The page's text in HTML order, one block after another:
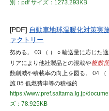
別：pdfサイズ：1273.293KB
[PDF] 自動車地球温暖化対策実
ァクトリー
努める。 03 （ ） ○ 輸送量に応じた
リアにより他社製品との混載や複数
数削減や積載率の向上を図る。 04
施 05 低燃費車等の積極的
https://www.pref.saitama.lg.jp/
ズ：78.925KB